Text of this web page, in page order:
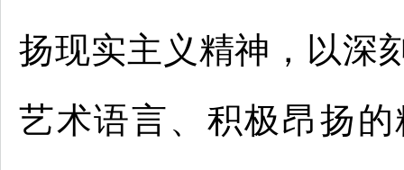
扬现实主义精神，以深
艺术语言、积极昂扬